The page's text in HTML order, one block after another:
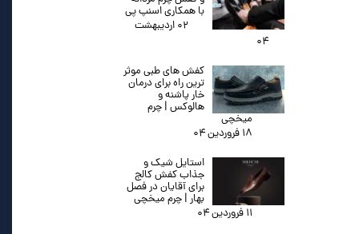
با همکاری اسنپ پی
۰۲ اردیبهشت
۰۴
کفش های طبی موثر
ترین راه برای درمان
خار پاشنه و
هالوکس | چرم
میخچی
۱۸ فروردین ۰۴
استایل شیک و
جذاب کفش کالج
برای آقایان در فصل
بهار | چرم میخچی
۱۱ فروردین ۰۴